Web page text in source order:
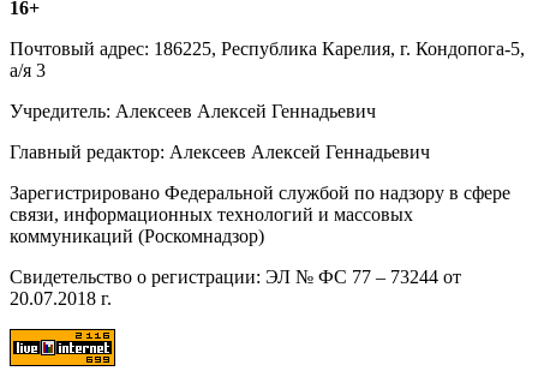
16+
Почтовый адрес: 186225, Республика Карелия, г. Кондопога-5,
а/я 3
Учредитель: Алексеев Алексей Геннадьевич
Главный редактор: Алексеев Алексей Геннадьевич
Зарегистрировано Федеральной службой по надзору в сфере
связи, информационных технологий и массовых
коммуникаций (Роскомнадзор)
Свидетельство о регистрации: ЭЛ № ФС 77 – 73244 от
20.07.2018 г.